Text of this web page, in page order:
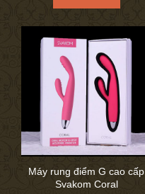
Máy rung điểm G cao cấp
Svakom Coral